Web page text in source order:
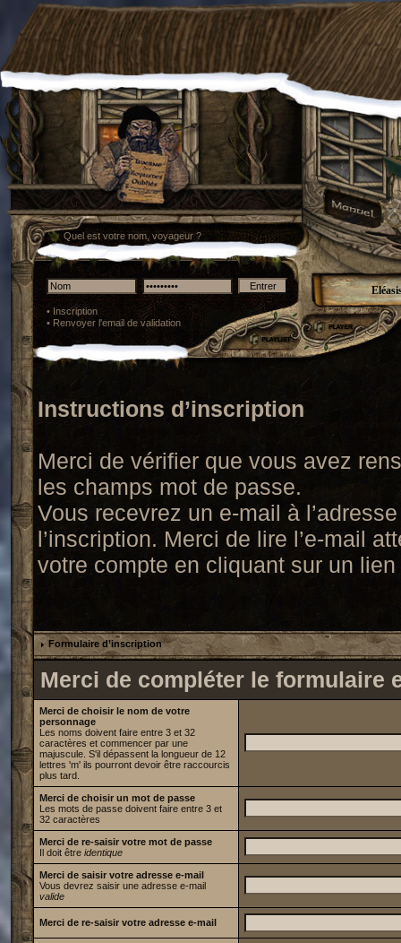
Quel est votre nom, voyageur ?
• Inscription
• Renvoyer l'email de validation
Instructions d’inscription
Merci de vérifier que vous avez
les champs mot de passe.
Vous recevrez un e-mail à
l’inscription. Merci de lire l’e-mail
votre compte en cliquant sur un lien
Formulaire d’inscription
Merci de compléter le formulaire
Merci de choisir le nom de votre
personnage
Les noms doivent faire entre 3 et 32
caractères et commencer par une
majuscule. S'il dépassent la longueur de 12
lettres 'm' ils pourront devoir être raccourcis
plus tard.
Merci de choisir un mot de passe
Les mots de passe doivent faire entre 3 et
32 caractères
Merci de re-saisir votre mot de passe
Il doit être identique
Merci de saisir votre adresse e-mail
Vous devrez saisir une adresse e-mail
valide
Merci de re-saisir votre adresse e-mail